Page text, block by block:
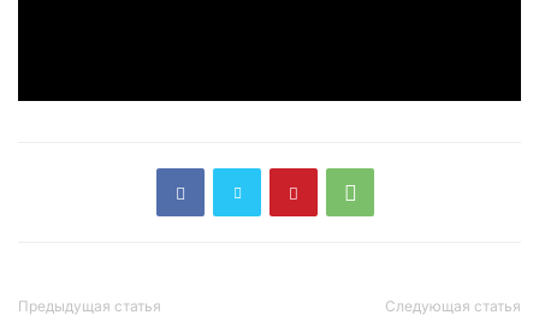
Предыдущая статья Следующая статья